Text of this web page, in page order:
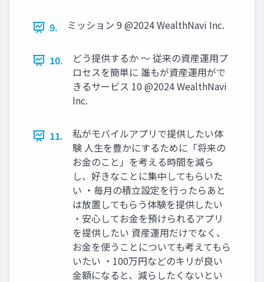
9. ミッション 9 @2024 WealthNavi Inc.
10.
どう提供するか 〜 従来の資産運⽤プ
ロセスを簡単に 誰もが資産運⽤がで
きるサービス 10 @2024 WealthNavi
Inc.
11.
私がモバイルアプリで提供したい体
験 ⼈⽣を豊かにするために「将来の
お⾦のこと」を考える時間を減ら
し、好きなことに集中してもらいた
い ‧毎⽉の積⽴設定を⾏ったらあと
は放置してもらう体験を提供したい
‧安⼼してお⾦を預けられるアプリ
を提供したい 資産運⽤だけでなく、
お⾦を使うことについても考えてもら
いたい ‧100万円などのキリが良い
⾦額になると、減らしたくないとい